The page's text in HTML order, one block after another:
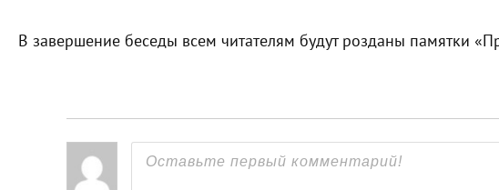
В завершение беседы всем читателям будут розданы памятки